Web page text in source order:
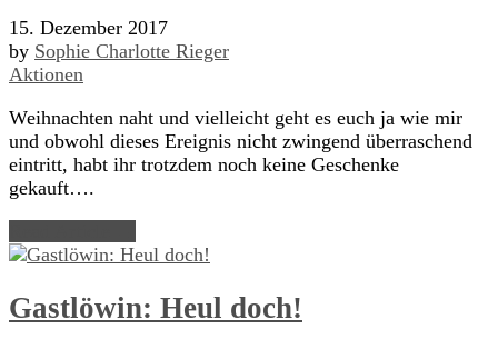
15. Dezember 2017
by Sophie Charlotte Rieger
Aktionen
Weihnachten naht und vielleicht geht es euch ja wie mir
und obwohl dieses Ereignis nicht zwingend überraschend
eintritt, habt ihr trotzdem noch keine Geschenke
gekauft….
Gastlöwin: Heul doch!